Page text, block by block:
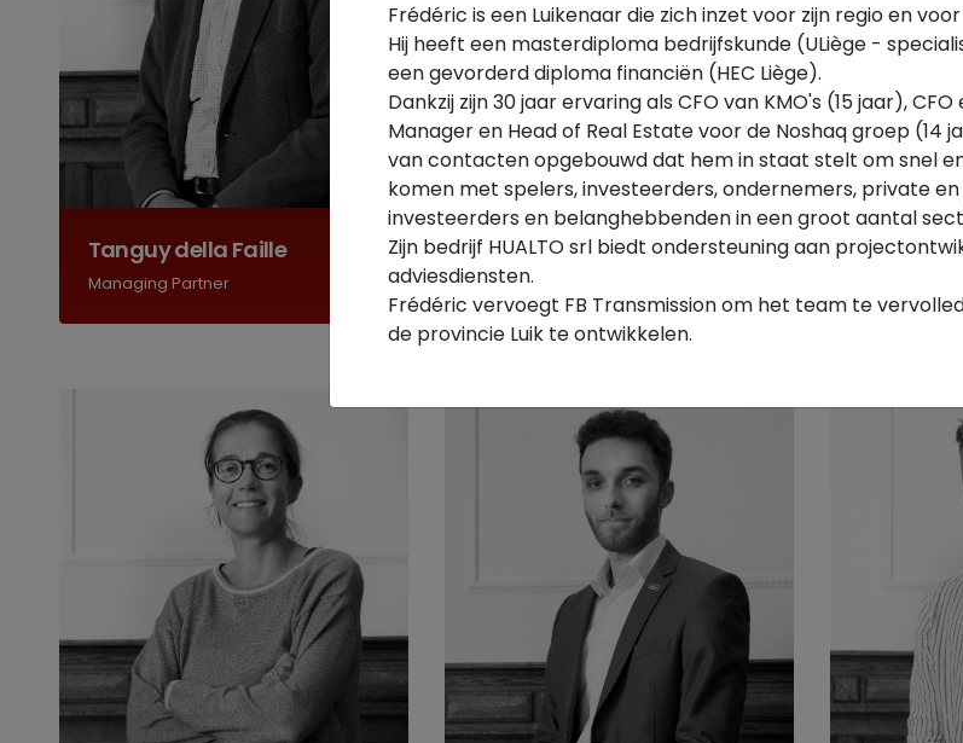
Tanguy della Faille
Managing Partner
Esteban Diez
Managing Partner
Philippe
Frédéric is een Luikenaar die zich inzet voor zijn regio en
Hij heeft een masterdiploma bedrijfskunde (ULiège -
een gevorderd diploma financiën (HEC Liège).
Dankzij zijn 30 jaar ervaring als CFO van KMO's (15 jaar),
Manager en Head of Real Estate voor de Noshaq groep (14
van contacten opgebouwd dat hem in staat stelt om snel
komen met spelers, investeerders, ondernemers, private
investeerders en belanghebbenden in een groot aantal
Zijn bedrijf HUALTO srl biedt ondersteuning aan
adviesdiensten.
Frédéric vervoegt FB Transmission om het team te
de provincie Luik te ontwikkelen.